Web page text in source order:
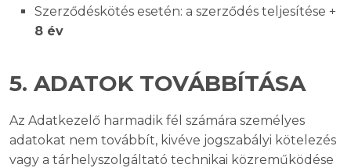
Szerződéskötés esetén: a szerződés teljesítése +
8 év
5. ADATOK TOVÁBBÍTÁSA
Az Adatkezelő harmadik fél számára személyes
adatokat nem továbbít, kivéve jogszabályi kötelezés
vagy a tárhelyszolgáltató technikai közreműködése